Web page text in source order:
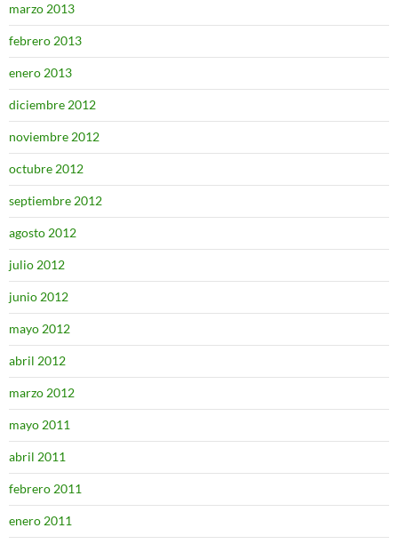
marzo 2013
febrero 2013
enero 2013
diciembre 2012
noviembre 2012
octubre 2012
septiembre 2012
agosto 2012
julio 2012
junio 2012
mayo 2012
abril 2012
marzo 2012
mayo 2011
abril 2011
febrero 2011
enero 2011